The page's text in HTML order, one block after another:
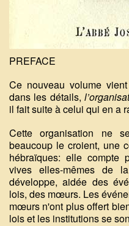
PREFACE
Ce nouveau volume
dans les détails,
il fait suite à celui qui en a
Cette organisation ne
beaucoup le croient, une
hébraïques: elle compte
vives elles-mêmes de
développe, aidée des
lois, des mœurs. Les
mœurs n'ont plus offert
lois et les institutions se